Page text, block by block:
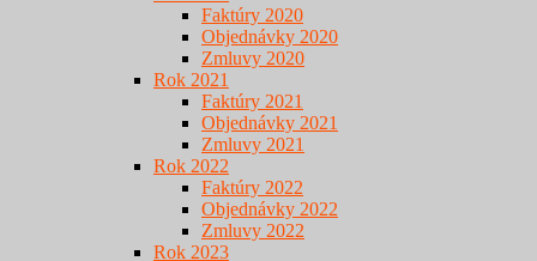
Faktúry 2020
Objednávky 2020
Zmluvy 2020
Rok 2021
Faktúry 2021
Objednávky 2021
Zmluvy 2021
Rok 2022
Faktúry 2022
Objednávky 2022
Zmluvy 2022
Rok 2023